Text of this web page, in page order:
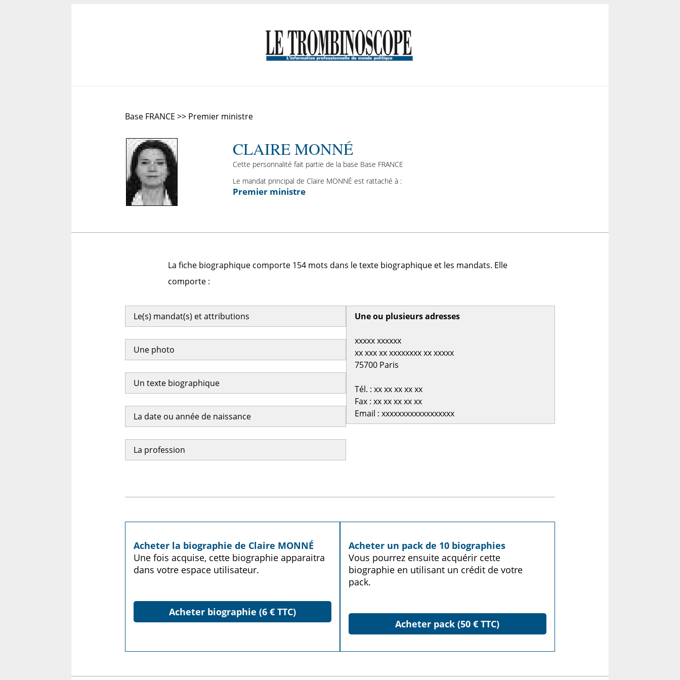
Base FRANCE >> Premier ministre
CLAIRE MONNÉ
Cette personnalité fait partie de la base Base FRANCE
Le mandat principal de Claire MONNÉ est rattaché à :
Premier ministre
La fiche biographique comporte 154 mots dans le texte biographique et les mandats. Elle
comporte :
Le(s) mandat(s) et attributions
Une photo
Un texte biographique
La date ou année de naissance
La profession
Une ou plusieurs adresses
xxxxx xxxxxx
xx xxx xx xxxxxxxx xx xxxxx
75700 Paris
Tél. : xx xx xx xx xx
Fax : xx xx xx xx xx
Email : xxxxxxxxxxxxxxxxxx
Acheter la biographie de Claire MONNÉ
Une fois acquise, cette biographie apparaitra
dans votre espace utilisateur.
Acheter biographie (6 € TTC)
Acheter un pack de 10 biographies
Vous pourrez ensuite acquérir cette
biographie en utilisant un crédit de votre
pack.
Acheter pack (50 € TTC)